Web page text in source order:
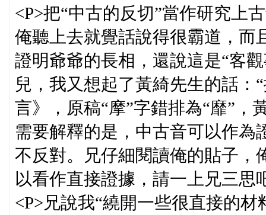
<P>把“中古的反切”當作研究上
俺聽上去就覺話說得很霸道，而
證明爺爺的長相，還說這是“客
兒，我又想起了黃綺先生的話：
言》，原稿“摩”字錯排為“靡”，
需要解釋的是，中古音可以作為
不反對。兄仔細閱讀俺的貼子，
以看作直接證據，請一上兄三思
<P>兄說我“繞開一些很直接的